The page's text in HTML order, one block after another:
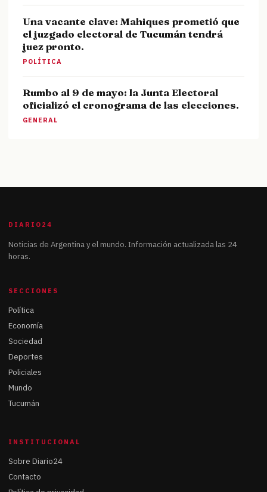
Una vacante clave: Mahiques prometió que
el juzgado electoral de Tucumán tendrá
juez pronto.
POLÍTICA
Rumbo al 9 de mayo: la Junta Electoral
oficializó el cronograma de las elecciones.
GENERAL
DIARIO24
Noticias de Argentina y el mundo. Información actualizada las 24
horas.
SECCIONES
Política
Economía
Sociedad
Deportes
Policiales
Mundo
Tucumán
INSTITUCIONAL
Sobre Diario24
Contacto